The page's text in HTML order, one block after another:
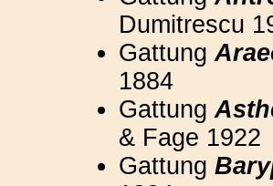
Dumitrescu
Gattung
1884
Gattung
& Fage 1922
Gattung